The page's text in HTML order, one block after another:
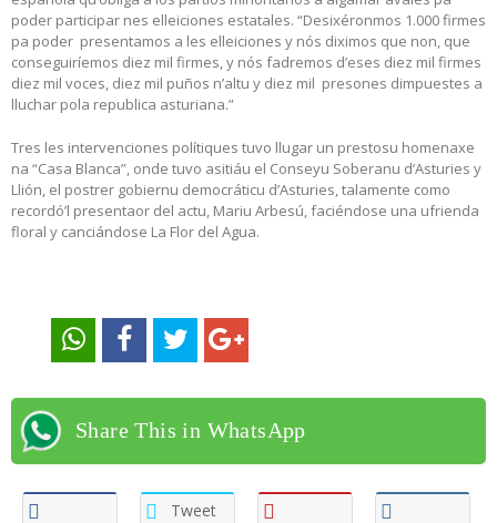
poder participar nes elleiciones estatales. “Desixéronmos 1.000 firmes
pa poder presentamos a les elleiciones y nós diximos que non, que
conseguiríemos diez mil firmes, y nós fadremos d’eses diez mil firmes
diez mil voces, diez mil puños n’altu y diez mil presones dimpuestes a
lluchar pola republica asturiana.”
Tres les intervenciones polítiques tuvo llugar un prestosu homenaxe
na “Casa Blanca”, onde tuvo asitiáu el Conseyu Soberanu d’Asturies y
Llión, el postrer gobiernu democráticu d’Asturies, talamente como
recordó’l presentaor del actu, Mariu Arbesú, faciéndose una ufrienda
floral y canciándose La Flor del Agua.
Share This in WhatsApp
Tweet